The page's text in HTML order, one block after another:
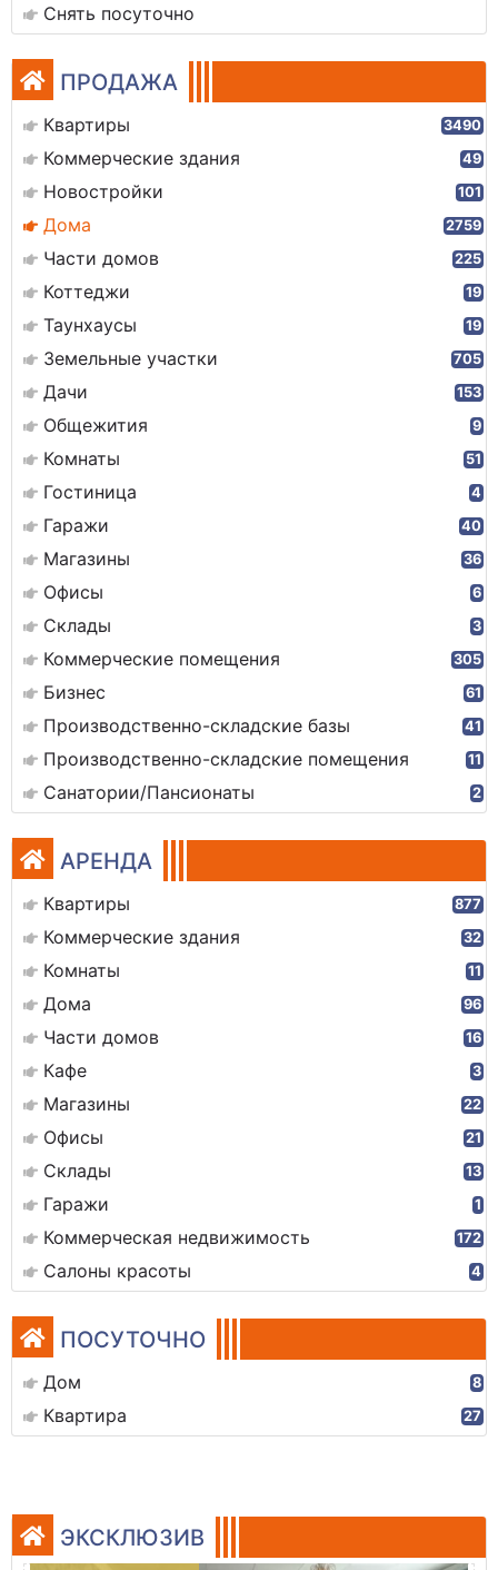
Снять посуточно
ПРОДАЖА
Квартиры 3490
Коммерческие здания 49
Новостройки 101
Дома 2759
Части домов 225
Коттеджи 19
Таунхаусы 19
Земельные участки 705
Дачи 153
Общежития 9
Комнаты 51
Гостиница 4
Гаражи 40
Магазины 36
Офисы 6
Склады 3
Коммерческие помещения 305
Бизнес 61
Производственно-складские базы 41
Производственно-складские помещения 11
Санатории/Пансионаты 2
АРЕНДА
Квартиры 877
Коммерческие здания 32
Комнаты 11
Дома 96
Части домов 16
Кафе 3
Магазины 22
Офисы 21
Склады 13
Гаражи 1
Коммерческая недвижимость 172
Салоны красоты 4
ПОСУТОЧНО
Дом 8
Квартира 27
ЭКСКЛЮЗИВ